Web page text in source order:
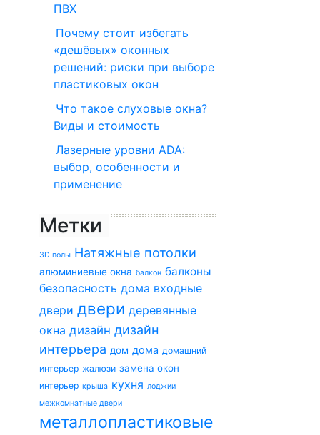
ПВХ
Почему стоит избегать
«дешёвых» оконных
решений: риски при выборе
пластиковых окон
Что такое слуховые окна?
Виды и стоимость
Лазерные уровни ADA:
выбор, особенности и
применение
Метки
3D полы Натяжные потолки
алюминиевые окна балкон балконы
безопасность дома входные
двери двери деревянные
окна дизайн дизайн
интерьера дом дома домашний
интерьер жалюзи замена окон
интерьер крыша кухня лоджии
межкомнатные двери
металлопластиковые